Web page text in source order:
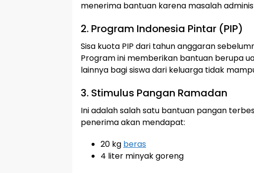
menerima bantuan karena masalah
2. Program Indonesia Pintar (PIP)
Sisa kuota PIP dari tahun anggaran
Program ini memberikan bantuan berupa
lainnya bagi siswa dari keluarga tidak
3. Stimulus Pangan Ramadan
Ini adalah salah satu bantuan pangan
penerima akan mendapat:
20 kg beras
4 liter minyak goreng